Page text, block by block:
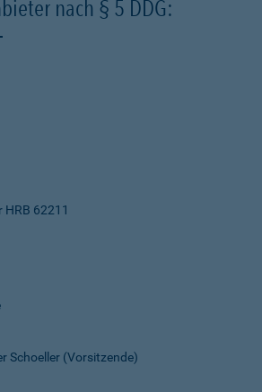
nach § 5 DDG:
62211
Schoeller (Vorsitzende)